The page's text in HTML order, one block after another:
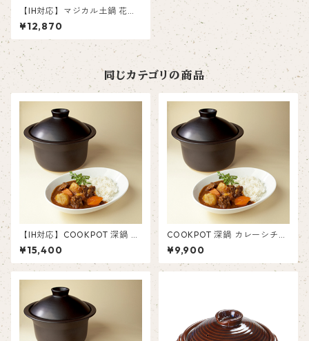
【IH対応】マジカル土鍋 花三
島６号
¥12,870
同じカテゴリの商品
【IH対応】COOKPOT 深鍋 カ
レーシチューポット S
¥15,400
COOKPOT 深鍋 カレーシチュ
ーポット S ブラック
¥9,900